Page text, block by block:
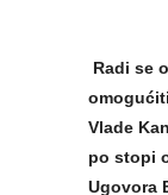
Radi se
Vlade
po stopi
Ugovora